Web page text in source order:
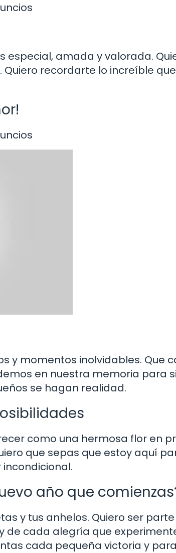
especial, amada y valorada.
recordarte lo increíble
y momentos inolvidables. Que
en nuestra memoria para
se hagan realidad.
como una hermosa flor en
que sepas que estoy aquí
año que
y tus anhelos. Quiero ser
de cada alegría que
cada pequeña victoria y